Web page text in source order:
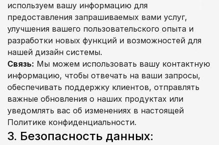
используем вашу информацию для
предоставления запрашиваемых вами услуг,
улучшения вашего пользовательского опыта и
разработки новых функций и возможностей для
нашей дизайн системы.
Связь: Мы можем использовать вашу контактную
информацию, чтобы отвечать на ваши запросы,
обеспечивать поддержку клиентов, отправлять
важные обновления о наших продуктах или
уведомлять вас об изменениях в настоящей
Политике конфиденциальности.
3. Безопасность данных: